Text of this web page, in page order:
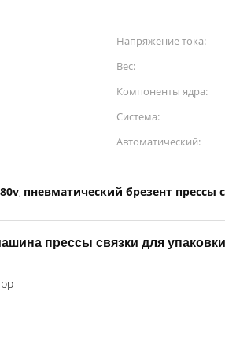
Напряжение тока:
Вес:
Компоненты ядра:
Система:
Автоматический:
, пневматический брезент прессы
прессы связки для